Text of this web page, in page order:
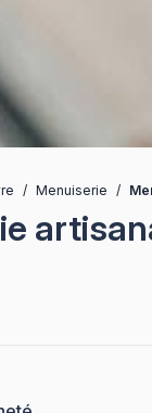
/ Menuiserie /